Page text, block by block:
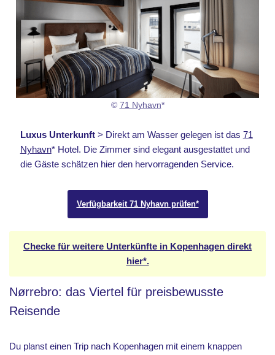
© 71 Nyhavn*
Luxus Unterkunft> Direkt am Wasser gelegen ist das 71
Nyhavn* Hotel. Die Zimmer sind elegant ausgestattet und
die Gäste schätzen hier den hervorragenden Service.
Verfügbarkeit 71 Nyhavn prüfen*
Checke für weitere Unterkünfte in Kopenhagen direkt
hier*.
Nørrebro: das Viertel für preisbewusste
Reisende
Du planst einen Trip nach Kopenhagen mit einem knappen